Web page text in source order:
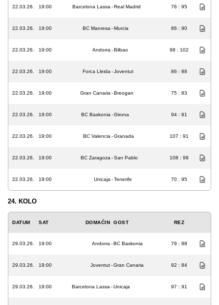
22.03.26. 19:00 Barcelona Lassa -Real Madrid 76 : 95
22.03.26. 19:00 BC Manresa -Murcia 86 : 90
22.03.26. 19:00 Andorra -Bilbao 98 : 102
22.03.26. 19:00 Forca Lleida -Joventut 86 : 88
22.03.26. 19:00 Gran Canaria -Breogan 75 : 83
22.03.26. 19:00 BC Baskonia -Girona 94 : 81
22.03.26. 19:00 BC Valencia -Granada 107 : 91
22.03.26. 19:00 BC Zaragoza -San Pablo 108 : 98
22.03.26. 19:00 Unicaja -Tenerife 70 : 95
24. KOLO
DATUM SAT DOMAĆIN GOST REZ
29.03.26. 19:00 Andorra -BC Baskonia 79 : 88
29.03.26. 19:00 Joventut-Gran Canaria 92 : 84
29.03.26. 19:00 Barcelona Lassa -Unicaja 97 : 91